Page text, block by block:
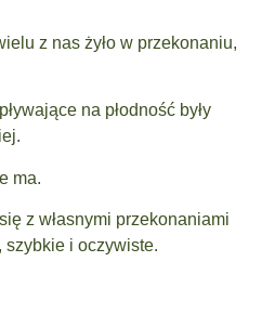
z nas żyło w przekonaniu,
na płodność były
ma.
z własnymi przekonaniami
szybkie i oczywiste.